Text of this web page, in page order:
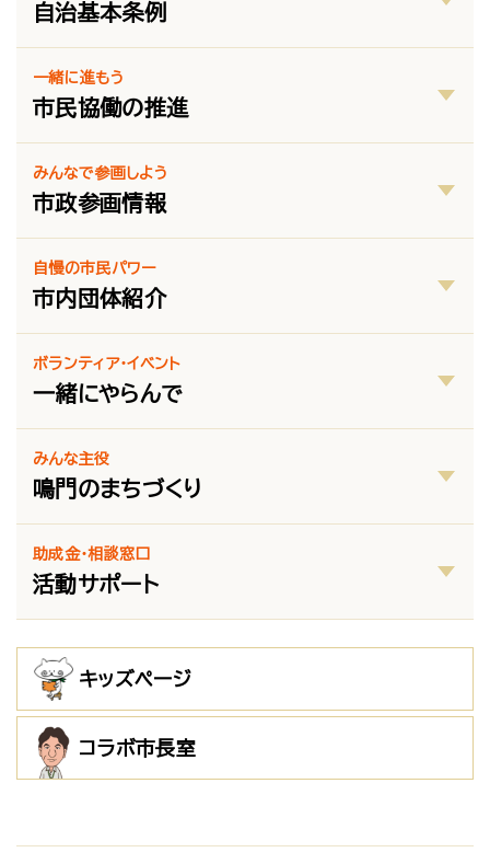
自治基本条例
一緒に進もう
市民協働の推進
みんなで参画しよう
市政参画情報
自慢の市民パワー
市内団体紹介
ボランティア・イベント
一緒にやらんで
みんな主役
鳴門のまちづくり
助成金・相談窓口
活動サポート
キッズページ
コラボ市長室